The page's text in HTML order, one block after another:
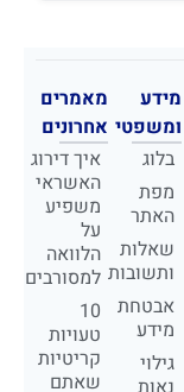
מידע
ומשפטי
בלוג
מפת
האתר
שאלות
ותשובות
אבטחת
מידע
גילוי
מאמרים
אחרונים
איך דירוג
האשראי
משפיע
על
הלוואה
למסורבים
10
טעויות
קריטיות
שאתם